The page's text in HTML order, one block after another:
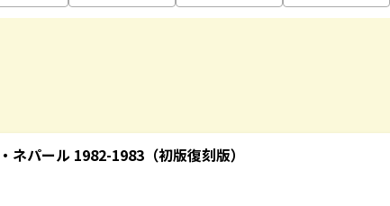
ネパール 1982-1983（初版復刻版）